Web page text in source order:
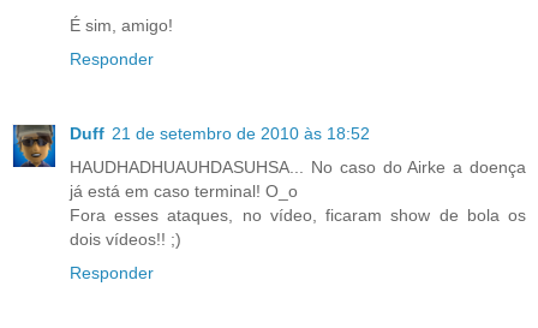
É sim, amigo!
Responder
Duff 21 de setembro de 2010 às 18:52
HAUDHADHUAUHDASUHSA... No caso do Airke a doença
já está em caso terminal! O_o
Fora esses ataques, no vídeo, ficaram show de bola os
dois vídeos!! ;)
Responder